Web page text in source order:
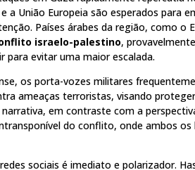
a União Europeia são esperados para
Países árabes da região, como o
israelo-palestino,
para evitar uma maior escalada.
os porta-vozes militares
ameaças terroristas, visando
narrativa, em contraste com a
do conflito, onde ambos
sociais é imediato e polarizador.